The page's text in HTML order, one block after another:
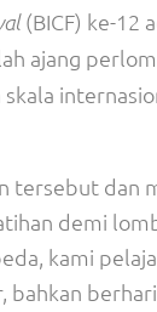
(BICF) ke-12
ajang
tersebut dan
demi
kami